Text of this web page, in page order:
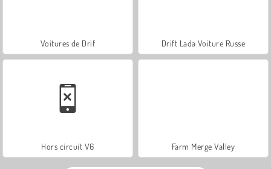
Voitures de Drif Drift Lada Voiture Russe
Hors circuit V6 Farm Merge Valley